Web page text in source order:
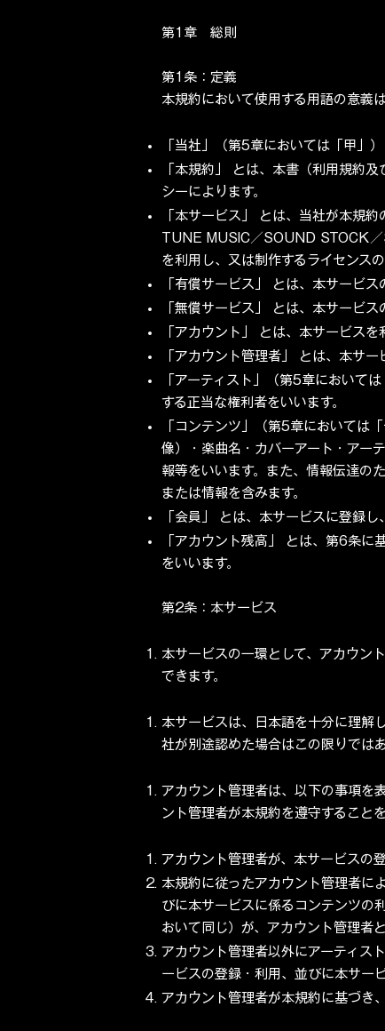
第1章 総則
第1条：定義
本規約において使用する用語の意義
「当社」（第5章においては「甲」
「本規約」 とは、本書（利用規約
シーによります。
「本サービス」 とは、当社が本
TUNE MUSIC／SOUND STOCK
を利用し、又は制作するライセンス
「有償サービス」 とは、本サービ
「無償サービス」 とは、本サービ
「アカウント」 とは、本サービス
「アカウント管理者」 とは、本サ
「アーティスト」（第5章において
する正当な権利者をいいます。
「コンテンツ」（第5章においては
像）・楽曲名・カバーアート・アー
報等をいいます。また、情報伝達の
または情報を含みます。
「会員」 とは、本サービスに登録
「アカウント残高」 とは、第6条に
をいいます。
第2条：本サービス
本サービスの一環として、アカウン
できます。
本サービスは、日本語を十分に理解
社が別途認めた場合はこの限りでは
アカウント管理者は、以下の事項を
ント管理者が本規約を遵守すること
アカウント管理者が、本サービスの
本規約に従ったアカウント管理者に
びに本サービスに係るコンテンツの
おいて同じ）が、アカウント管理者
アカウント管理者以外にアーティス
ービスの登録・利用、並びに本サー
アカウント管理者が本規約に基づき